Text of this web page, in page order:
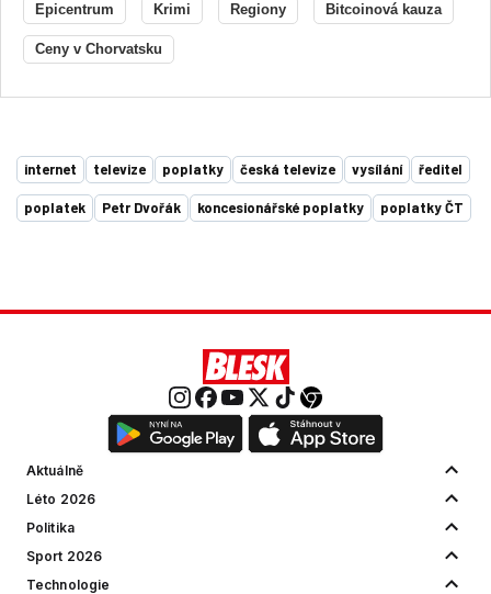
Epicentrum Krimi Regiony Bitcoinová kauza
Ceny v Chorvatsku
internet televize poplatky česká televize vysílání ředitel
poplatek Petr Dvořák koncesionářské poplatky poplatky ČT
Aktuálně
Léto 2026
Politika
Sport 2026
Technologie